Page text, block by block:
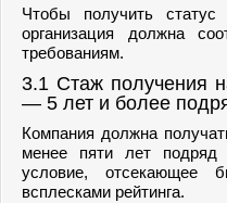
Чтобы получить
организация должна
требованиям.
3.1 Стаж получения
— 5 лет и более
Компания должна
менее пяти лет подряд
условие, отсекающее
всплесками рейтинга.